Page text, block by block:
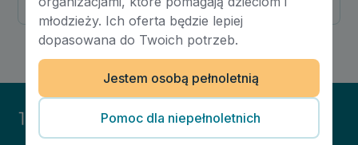
Poprzednia Następna
1/ 6
młodzieży. Ich oferta będzie lepiej
dopasowana do Twoich potrzeb.
Jestem osobą pełnoletnią
Pomoc dla niepełnoletnich